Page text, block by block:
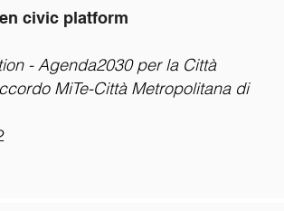
civic platform
- Agenda2030 per la Città
MiTe-Città Metropolitana di